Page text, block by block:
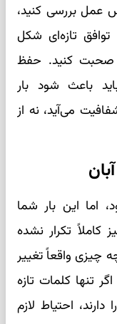
عمل بررسی کنید،
تازه‌ای شکل
صحبت کنید. حفظ
باعث شود بار
می‌آید، نه از
اما این بار شما
کاملاً تکرار نشده
واقعاً تغییر
تنها کلمات تازه
احتیاط لازم